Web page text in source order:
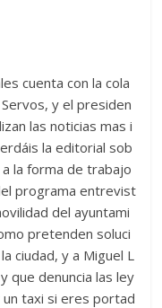
cuenta con la cola
y el presiden
las noticias mas i
la editorial sob
la forma de trabajo
programa entrevist
del ayuntami
pretenden soluci
ciudad, y a Miguel L
que denuncia las ley
taxi si eres portad